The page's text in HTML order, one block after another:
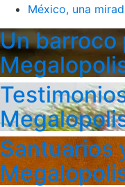
México, una
Un barroco
Santuarios